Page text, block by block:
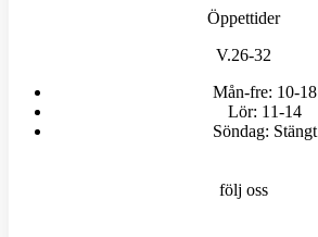
Öppettider
V.26-32
Mån-fre: 10-18
Lör: 11-14
Söndag: Stängt
följ oss